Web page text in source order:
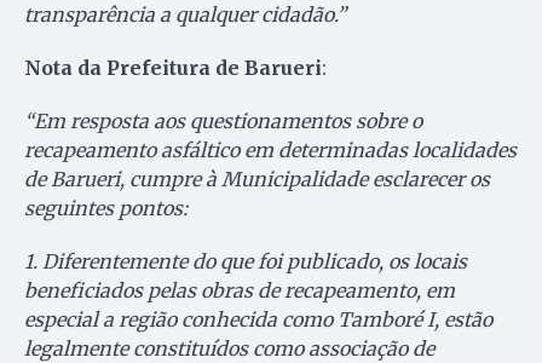
transparência a qualquer cidadão.”
Nota da Prefeitura de Barueri:
“Em resposta aos questionamentos sobre o
recapeamento asfáltico em determinadas localidades
de Barueri, cumpre à Municipalidade esclarecer os
seguintes pontos:
1. Diferentemente do que foi publicado, os locais
beneficiados pelas obras de recapeamento, em
especial a região conhecida como Tamboré I, estão
legalmente constituídos como associação de